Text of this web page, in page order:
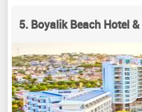
5. Boyalik Beach Hotel